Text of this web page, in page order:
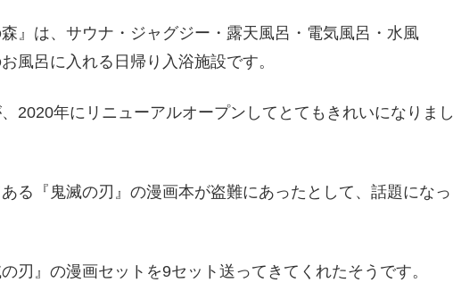
』は、サウナ・ジャグジー・露天風呂・電気風呂・水風
風呂に入れる日帰り入浴施設です。
2020年にリニューアルオープンしてとてもきれいになりまし
る『鬼滅の刃』の漫画本が盗難にあったとして、話題になっ
刃』の漫画セットを9セット送ってきてくれたそうです。